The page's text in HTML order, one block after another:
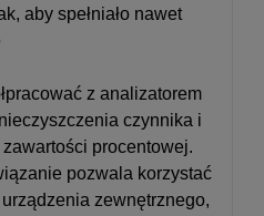
aby spełniało nawet
z analizatorem
czynnika i
procentowej.
pozwala korzystać
zewnętrznego,